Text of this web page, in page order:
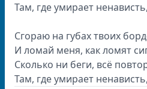
Там, где умирает
Сгораю на губах твоих
И ломай меня, как ломят
Сколько ни беги, всё
Там, где умирает